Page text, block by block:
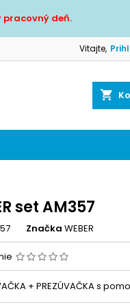
pracovný deň.
Vitajte,
shopping_cart
set AM357
Značka WEBER
+ PREZÚVAČKA s